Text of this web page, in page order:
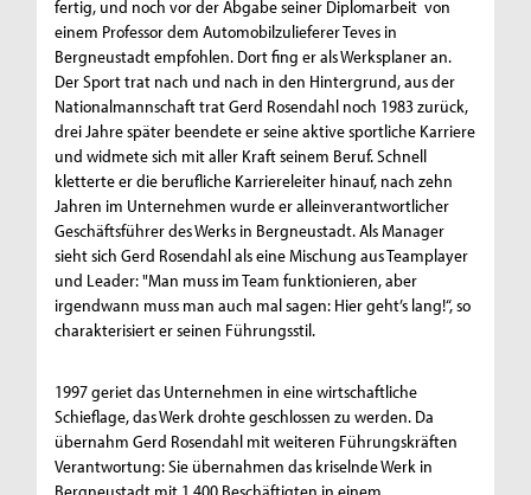
fertig, und noch vor der Abgabe seiner Diplomarbeit von
einem Professor dem Automobilzulieferer Teves in
Bergneustadt empfohlen. Dort fing er als Werksplaner an.
Der Sport trat nach und nach in den Hintergrund, aus der
Nationalmannschaft trat Gerd Rosendahl noch 1983 zurück,
drei Jahre später beendete er seine aktive sportliche Karriere
und widmete sich mit aller Kraft seinem Beruf. Schnell
kletterte er die berufliche Karriereleiter hinauf, nach zehn
Jahren im Unternehmen wurde er alleinverantwortlicher
Geschäftsführer des Werks in Bergneustadt. Als Manager
sieht sich Gerd Rosendahl als eine Mischung aus Teamplayer
und Leader: "Man muss im Team funktionieren, aber
irgendwann muss man auch mal sagen: Hier geht’s lang!“, so
charakterisiert er seinen Führungsstil.
1997 geriet das Unternehmen in eine wirtschaftliche
Schieflage, das Werk drohte geschlossen zu werden. Da
übernahm Gerd Rosendahl mit weiteren Führungskräften
Verantwortung: Sie übernahmen das kriselnde Werk in